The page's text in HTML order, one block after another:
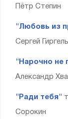
Пётр Степин
"Любовь из
Сергей Гиргель
"Нарочно не
Александр
"Ради тебя"
Сорокин